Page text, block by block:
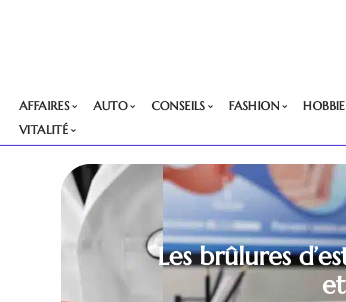
AFFAIRES AUTO CONSEILS FASHION
VITALITÉ
Les brûlures